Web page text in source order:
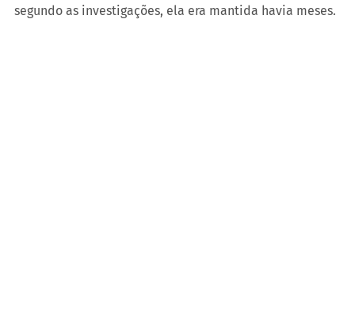
segundo as investigações, ela era mantida havia meses.